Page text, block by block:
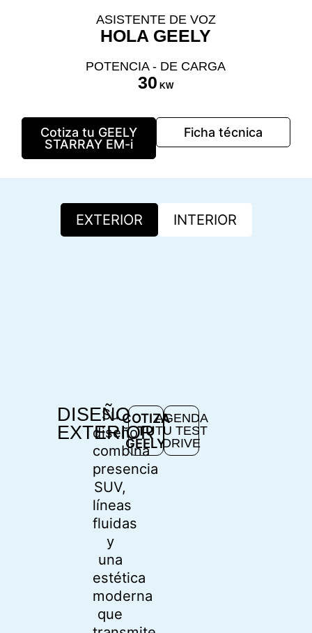
ASISTENTE DE VOZ
HOLA GEELY
POTENCIA - DE CARGA
30 KW
Cotiza tu GEELY
STARRAY EM-i
Ficha técnica
EXTERIOR INTERIOR
DISEÑO
EXTERIOR
Su
diseño
combina
presencia
SUV,
líneas
fluidas
y
una
estética
moderna
que
COTIZA
TU
GEELY
AGENDA
TU TEST
DRIVE